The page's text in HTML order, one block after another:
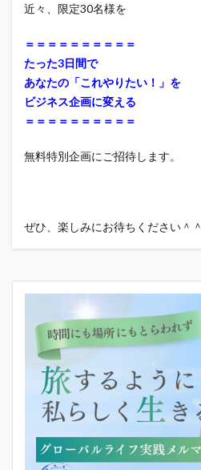
近々、限定30名様を
＝＝＝＝＝＝＝＝＝＝
たった3日間で
あなたの「これやりたい！」を
ビジネス企画に変える
＝＝＝＝＝＝＝＝＝＝
無料特別企画にご招待します。
ぜひ、楽しみにお待ちください＾＾